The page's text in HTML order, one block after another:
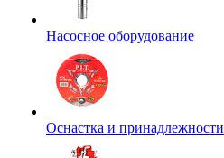
Насосное оборудование
Оснастка и принадлежности